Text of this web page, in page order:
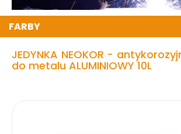
FARBY
JEDYNKA NEOKOR -
do metalu ALUMINIOWY 10L